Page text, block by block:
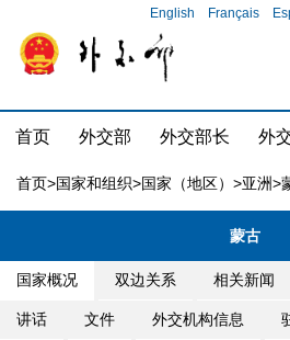
English Français
首页 外交部 外交部长 外
首页>国家和组织>国家（地区） >亚洲>
蒙古
国家概况 双边关系 相关新闻
讲话 文件 外交机构信息